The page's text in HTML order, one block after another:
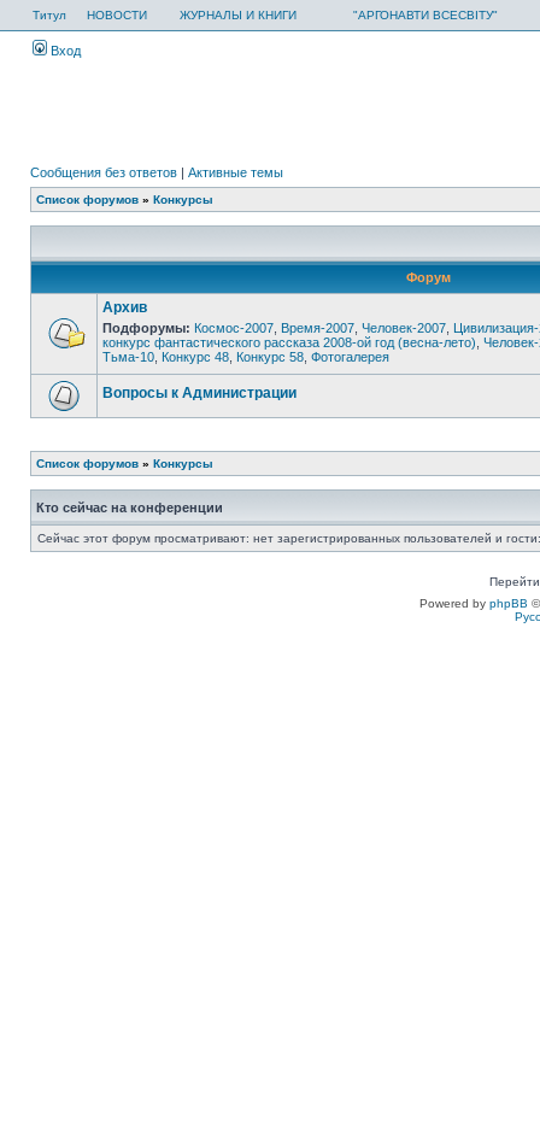
Титул НОВОСТИ ЖУРНАЛЫ И КНИГИ "АРГОНАВТИ ВСЕСВІТУ"
Вход
Сообщения без ответов | Активные темы
Список форумов » Конкурсы
Форум
Архив
Подфорумы: Космос-2007 Время-2007 Человек-2007
конкурс фантастического рассказа 2008-ой год (весна-лето)
Тьма-10 Конкурс 48 Конкурс 58 Фотогалерея
Вопросы к Администрации
Список форумов » Конкурсы
Кто сейчас на конференции
Сейчас этот форум просматривают: нет зарегистрированных пользователей и
Powered by phpBB